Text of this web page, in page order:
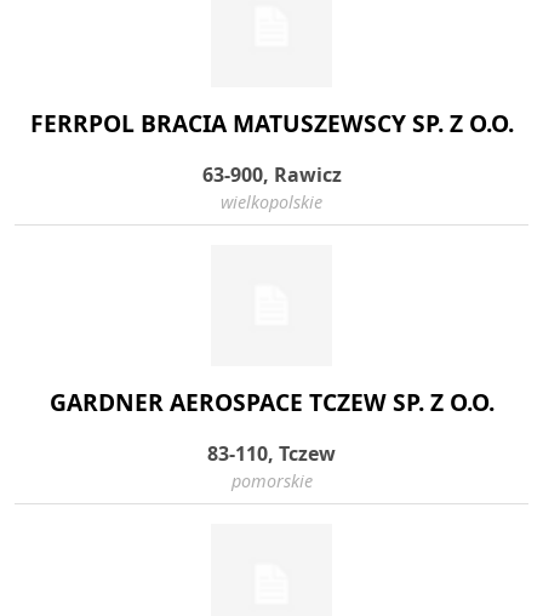
FERRPOL BRACIA MATUSZEWSCY SP. Z O.O.
63-900, Rawicz
wielkopolskie
GARDNER AEROSPACE TCZEW SP. Z O.O.
83-110, Tczew
pomorskie